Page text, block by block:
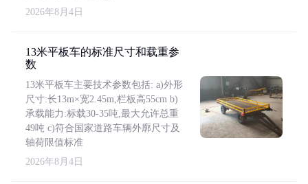
2026年8月4日
13米平板车的标准尺寸和载重参
数
13米平板车主要技术参数包括: a)外形
尺寸:长13m×宽2.45m,栏板高55cm b)
承载能力:标载30-35吨,最大允许总重
49吨 c)符合国家道路车辆外廓尺寸及
轴荷限值标准
2026年8月4日